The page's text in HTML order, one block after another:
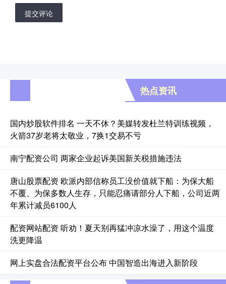
提交评论
热点资讯
国内炒股软件排名 一天不休？美媒转发杜兰特训练视频，
火箭37岁老将太敬业，7换1交易不亏
南宁配资公司 两家企业起诉美国新关税措施违法
唐山股票配资 欧派内部信称员工没价值就下船：为保大船
不覆、为保多数人生存，只能忍痛请部分人下船，公司近两
年累计减员6100人
配资网站配资 听劝！夏天别再猛冲凉水澡了，用这个温度
洗更降温
网上实盘合法配资平台公布 中国智造出海进入新阶段